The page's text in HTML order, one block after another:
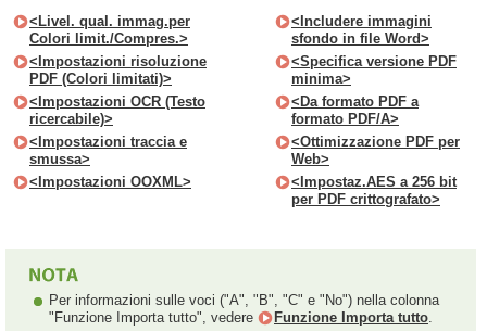
<Livel. qual. immag.per
Colori limit./Compres.>
<Impostazioni risoluzione
PDF (Colori limitati)>
<Impostazioni OCR (Testo
ricercabile)>
<Impostazioni traccia e
smussa>
<Impostazioni OOXML>
<Includere immagini
sfondo in file Word>
<Specifica versione PDF
minima>
<Da formato PDF a
formato PDF/A>
<Ottimizzazione PDF per
Web>
<Impostaz.AES a 256 bit
per PDF crittografato>
Per informazioni sulle voci ("A", "B", "C" e "No") nella colonna
"Funzione Importa tutto", vedere
Funzione Importa tutto.